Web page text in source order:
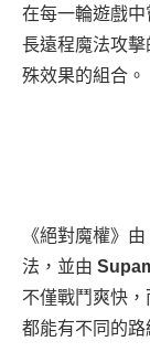
在每一輪遊戲
長遠程魔法攻
殊效果的組合。
《絕對魔權》由
法，並由
不僅戰鬥爽快
都能有不同的路